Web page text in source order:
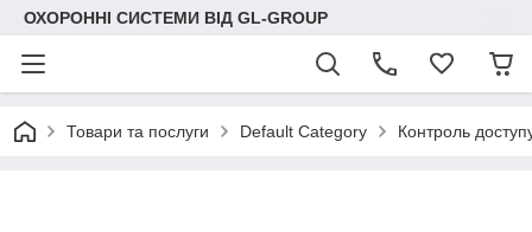
ОХОРОННІ СИСТЕМИ ВІД GL-GROUP
Товари та послуги Default Category Контроль